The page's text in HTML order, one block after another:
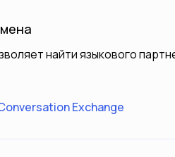
найти языкового
Exchange